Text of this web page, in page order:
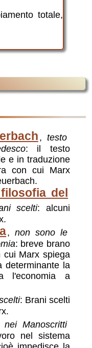
totale,
: Brani scelti
del
scelti: alcuni
,testo
: il testo
e in traduzione
con cui Marx
nei Manoscritti
nel sistema
,non sono le
: breve brano
cui Marx spiega
determinante la
l'economia a